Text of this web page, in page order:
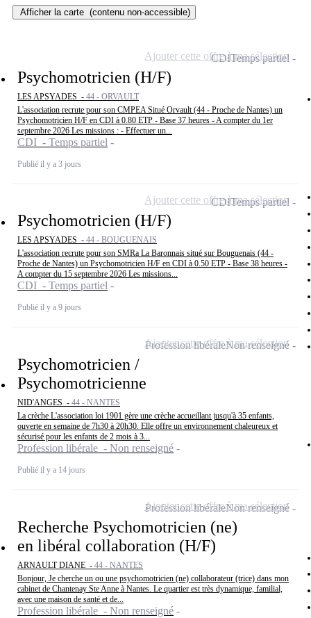
Afficher la carte (contenu non-accessible)
Psychomotricien (H/F)
LES APSYADES - 44 - ORVAULT
L'association recrute pour son CMPEA Situé Orvault (44 - Proche de Nantes) un
Psychomotricien H/F en CDI à 0.80 ETP - Base 37 heures - A compter du 1er
septembre 2026 Les missions : - Effectuer un...
CDI - Temps partiel
Publié il y a 3 jours
CDITemps partiel
Ajouter cette offre à ma sélection
Psychomotricien (H/F)
LES APSYADES - 44 - BOUGUENAIS
L'association recrute pour son SMRa La Baronnais situé sur Bouguenais (44 -
Proche de Nantes) un Psychomotricien H/F en CDI à 0.50 ETP - Base 38 heures -
A compter du 15 septembre 2026 Les missions...
CDI - Temps partiel
Publié il y a 9 jours
CDITemps partiel
Ajouter cette offre à ma sélection
Psychomotricien /
Psychomotricienne
NID'ANGES - 44 - NANTES
La crèche L'association loi 1901 gère une crèche accueillant jusqu'à 35 enfants,
ouverte en semaine de 7h30 à 20h30. Elle offre un environnement chaleureux et
sécurisé pour les enfants de 2 mois à 3...
Profession libérale - Non renseigné
Publié il y a 14 jours
Profession libéraleNon renseigné
Ajouter cette offre à ma sélection
Recherche Psychomotricien (ne)
en libéral collaboration (H/F)
ARNAULT DIANE - 44 - NANTES
Bonjour, Je cherche un ou une psychomotricien (ne) collaborateur (trice) dans mon
cabinet de Chantenay Ste Anne à Nantes. Le quartier est très dynamique, familial,
avec une maison de santé et de...
Profession libérale - Non renseigné
Profession libéraleNon renseigné
Ajouter cette offre à ma sélection